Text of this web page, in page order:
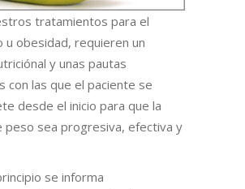
tratamientos para el
u obesidad, requieren un
y unas pautas
con las que el paciente se
desde el inicio para que la
peso sea progresiva, efectiva y
se informa